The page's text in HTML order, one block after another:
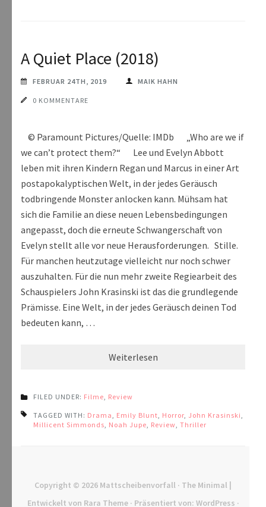
A Quiet Place (2018)
FEBRUAR 24TH, 2019 MAIK HAHN
0 KOMMENTARE
© Paramount Pictures/Quelle: IMDb „Who are we if
we can’t protect them?“ Lee und Evelyn Abbott
leben mit ihren Kindern Regan und Marcus in einer Art
postapokalyptischen Welt, in der jedes Geräusch
todbringende Monster anlocken kann. Mühsam hat
sich die Familie an diese neuen Lebensbedingungen
angepasst, doch die erneute Schwangerschaft von
Evelyn stellt alle vor neue Herausforderungen. Stille.
Für manchen heutzutage vielleicht nur noch schwer
auszuhalten. Für die nun mehr zweite Regiearbeit des
Schauspielers John Krasinski ist das die grundlegende
Prämisse. Eine Welt, in der jedes Geräusch deinen Tod
bedeuten kann, …
Weiterlesen
FILED UNDER: Filme Review
TAGGED WITH: Drama Emily Blunt Horror John Krasinski
Millicent Simmonds Noah Jupe Review Thriller
Copyright © 2026 Mattscheibenvorfall · The Minimal |
Entwickelt von Rara Theme· Präsentiert von: WordPress ·